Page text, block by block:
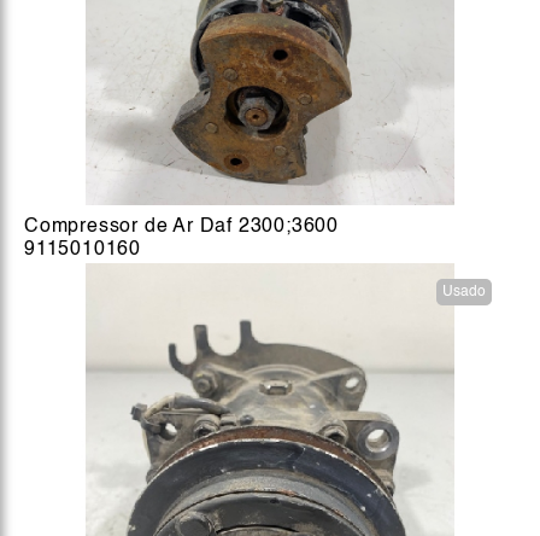
Compressor de Ar Daf 2300;3600
9115010160
Usado